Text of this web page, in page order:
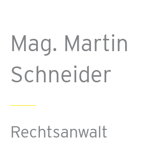
Mag. Martin
Schneider
Rechtsanwalt